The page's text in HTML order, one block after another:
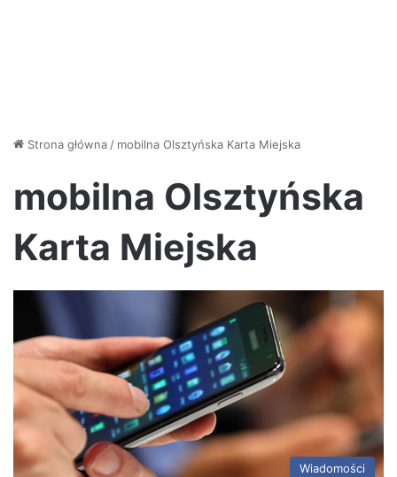
Strona główna / mobilna Olsztyńska Karta Miejska
mobilna Olsztyńska
Karta Miejska
Wiadomości